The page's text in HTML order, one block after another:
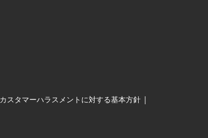
カスタマーハラスメントに対する基本方針